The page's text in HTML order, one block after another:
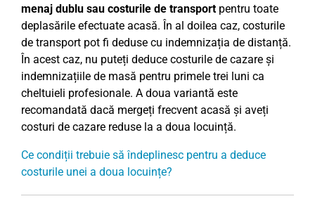
menaj dublu sau costurile de transportpentru toate
deplasările efectuate acasă. În al doilea caz, costurile
de transport pot fi deduse cu indemnizația de distanță.
În acest caz, nu puteți deduce costurile de cazare și
indemnizațiile de masă pentru primele trei luni ca
cheltuieli profesionale. A doua variantă este
recomandată dacă mergeți frecvent acasă și aveți
costuri de cazare reduse la a doua locuință.
Ce condiții trebuie să îndeplinesc pentru a deduce
costurile unei a doua locuințe?